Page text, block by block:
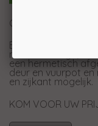
Geventileerd – Pellet
Een kachel met
modern design,
een hermetisch
deur en vuurpot
en zijkant mogelijk.
KOM VOOR UW